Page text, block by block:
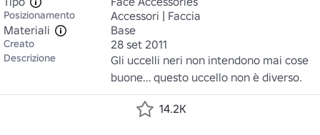
Posizionamento
Accessori | Faccia
Materiali
Base
Creato 28 set 2011
Descrizione
Gli uccelli neri non intendono mai cose
buone... questo uccello non è diverso.
14.2K